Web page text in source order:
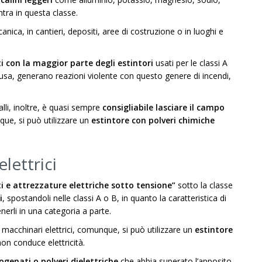
in questa classe.
in cantieri, depositi, aree di costruzione o in luoghi e
con la maggior parte degli estintori usati per le classi A
generano reazioni violente con questo genere di incendi,
inoltre, è quasi sempre consigliabile lasciare il campo
si può utilizzare un estintore con polveri chimiche
e attrezzature elettriche sotto tensione” sotto la classe
, spostandoli nelle classi A o B, in quanto la caratteristica di
in una categoria a parte.
elettrici, comunque, si può utilizzare un estintore
conduce elettricità.